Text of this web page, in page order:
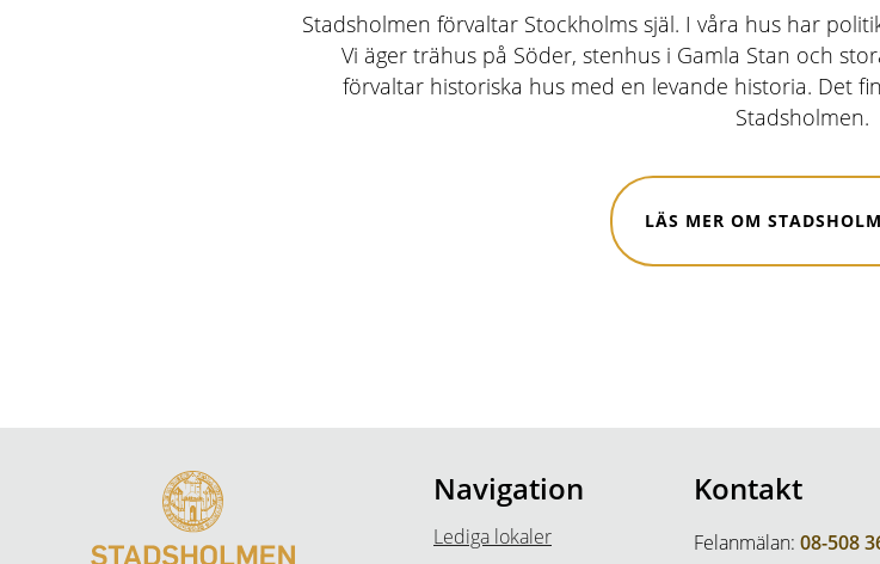
Stadsholmen förvaltar Stockholms själ. I våra hus har
Vi äger trähus på Söder, stenhus i Gamla Stan och
förvaltar historiska hus med en levande historia. Det
Stadsholmen.
LÄS MER OM
Navigation
Lediga lokaler
Kontakt
Felanmälan: 08-508